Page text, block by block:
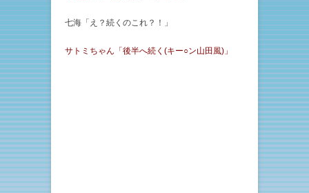
七海「え？続くのこれ？！」
サトミちゃん「後半へ続く(キー○ン山田風)」